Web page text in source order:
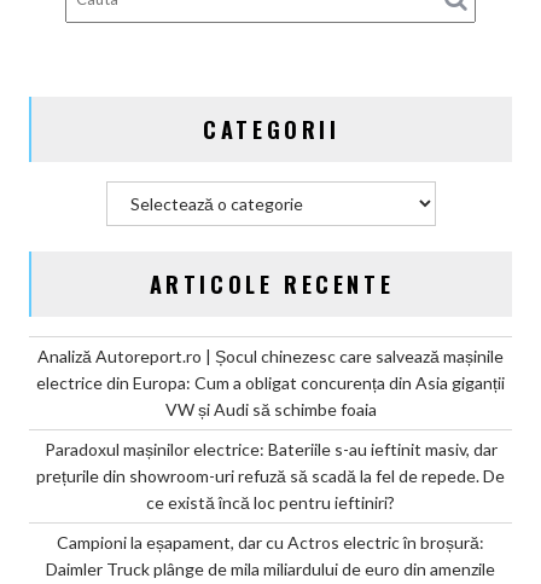
CO2
CATEGORII
ARTICOLE RECENTE
Analiză Autoreport.ro | Șocul chinezesc care salvează mașinile
electrice din Europa: Cum a obligat concurența din Asia giganții
VW și Audi să schimbe foaia
Paradoxul mașinilor electrice: Bateriile s-au ieftinit masiv, dar
prețurile din showroom-uri refuză să scadă la fel de repede. De
ce există încă loc pentru ieftiniri?
Campioni la eșapament, dar cu Actros electric în broșură:
Daimler Truck plânge de mila miliardului de euro din amenzile